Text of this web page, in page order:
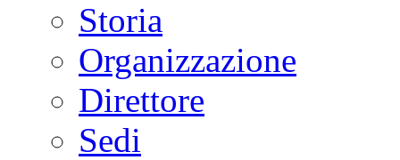
Storia
Organizzazione
Direttore
Sedi